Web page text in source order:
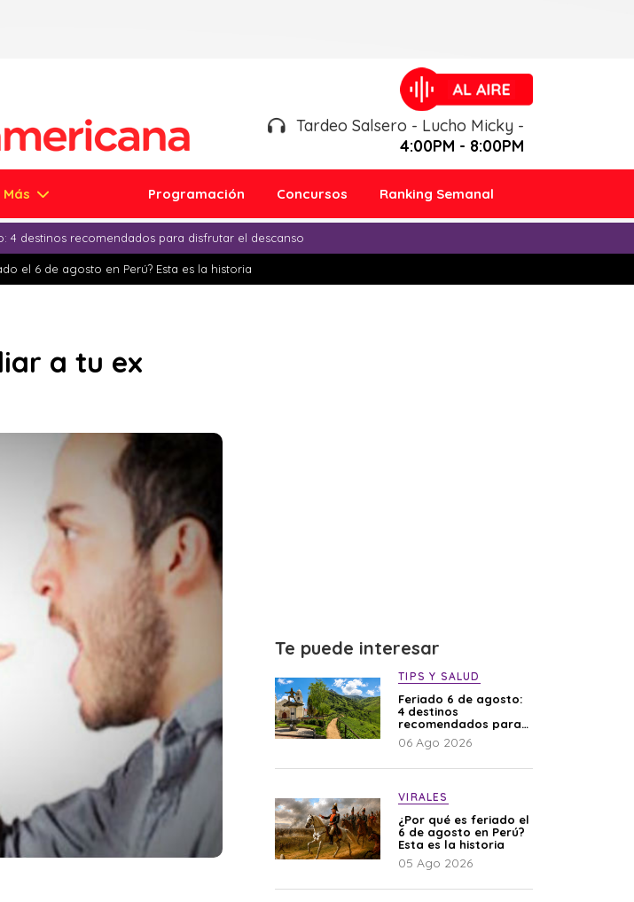
Tardeo Salsero - Lucho Micky -
4:00PM - 8:00PM
Más Programación Concursos Ranking Semanal
4 destinos recomendados para disfrutar el descanso
el 6 de agosto en Perú? Esta es la historia
a tu ex
Te puede interesar
TIPS Y SALUD
Feriado 6 de agosto:
4 destinos
recomendados para
disfrutar el descanso
06 Ago 2026
VIRALES
¿Por qué es feriado el
6 de agosto en Perú?
Esta es la historia
05 Ago 2026